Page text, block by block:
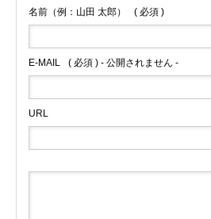
名前（例：山田 太郎） ( 必須 )
E-MAIL ( 必須 ) - 公開されません -
URL